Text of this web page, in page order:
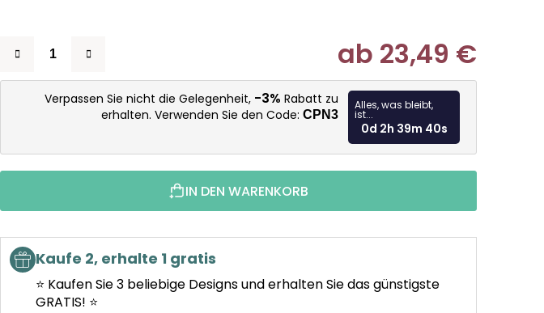
ab 23,49 €
Verpassen Sie nicht die Gelegenheit, -3% Rabatt zu
erhalten. Verwenden Sie den Code: CPN3
Alles, was bleibt,
ist...
0d 2h 39m 39s
IN DEN WARENKORB
Kaufe 2, erhalte 1 gratis
⭐ Kaufen Sie 3 beliebige Designs und erhalten Sie das günstigste
GRATIS! ⭐